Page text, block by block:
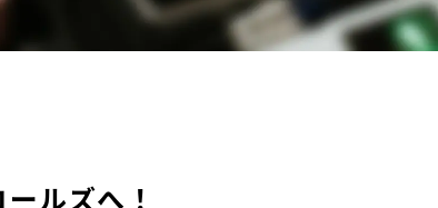
ルズへ！